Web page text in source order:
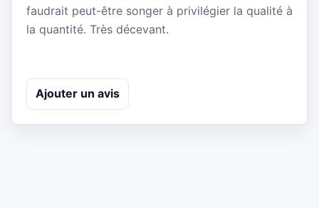
faudrait peut-être songer à privilégier la qualité à
la quantité. Très décevant.
Ajouter un avis